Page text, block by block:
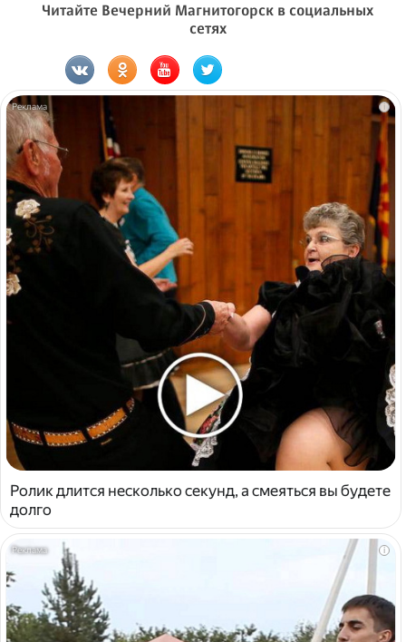
Читайте Вечерний Магнитогорск в социальных
сетях
i
Ролик длится несколько секунд, а смеяться вы будете
долго
i